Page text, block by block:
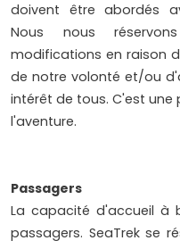
doivent être abordés
Nous nous
modifications en raison
de notre volonté et/ou
intérêt de tous. C'est une
l'aventure.
Passagers
La capacité d'accueil à
passagers. SeaTrek se